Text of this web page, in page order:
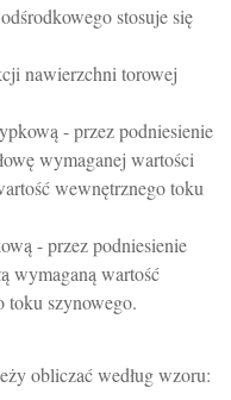
stosuje się
nawierzchni torowej
- przez podniesienie
wymaganej wartości
wewnętrznego toku
- przez podniesienie
wymaganą wartość
toku szynowego.
obliczać według wzoru: